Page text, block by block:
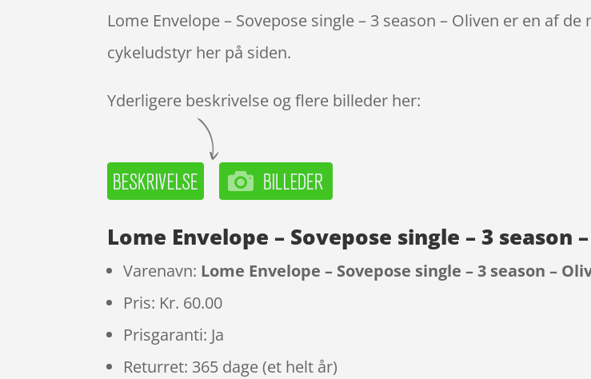
Lome Envelope – Sovepose single – 3 season – Oliven er en af
cykeludstyr her på siden.
Yderligere beskrivelse og flere billeder her:
Lome Envelope – Sovepose single – 3
Varenavn: Lome Envelope – Sovepose single – 3 season –
Pris: Kr. 60.00
Prisgaranti: Ja
Returret: 365 dage (et helt år)